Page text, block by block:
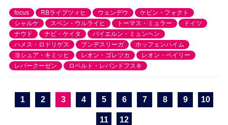
focus RBライプツィヒ ウェンデウ
ケビン・フォクト
シャルケ
スベン・ウルライヒ トーマス・ミュラー
ドイツ
ナウド
ナビ・ケイタ
バイエルン・ミュンヘン
ハメス・ロドリゲス
ブンデスリーガ
ホッフェンハイム
ヨシュア・キミッヒ
レオン・ゴレツカ
レオン・ベイリー
レバークーゼン
ロベルト・レバンドフスキ
1 2 3 4 5 6 7 8 9 10
11 12